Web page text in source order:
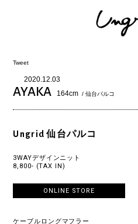
Tweet
2020.12.03
AYAKA 164cm / 仙台パルコ
Ungrid 仙台パルコ
3WAYデザインニット
8,800- (TAX IN)
ONLINE STORE
ケーブルロングマフラー